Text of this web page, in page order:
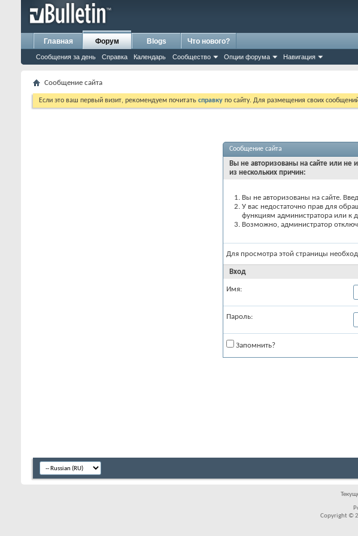
Главная Форум
Сообщения за день Справка Календарь Сообщество Опции форума Навигация
Blogs Что нового?
Сообщение сайта
Если это ваш первый визит, рекомендуем почитать справку по сайту. Для размещения своих
Сообщение сайта
Вы не авторизованы на сайте или не
из нескольких причин:
Вы не авторизованы на сайте.
У вас недостаточно прав для
функциям администратора или к
Возможно, администратор
Для просмотра этой страницы
Вход
Имя:
Пароль:
Запомнить?
Copyright ©